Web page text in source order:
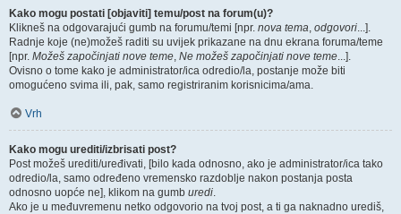
Kako mogu postati [objaviti] temu/post na forum(u)?
Klikneš na odgovarajući gumb na forumu/temi [npr. nova tema, odgovori...].
Radnje koje (ne)možeš raditi su uvijek prikazane na dnu ekrana foruma/teme
[npr. Možeš započinjati nove teme, Ne možeš započinjati nove teme...].
Ovisno o tome kako je administrator/ica odredio/la, postanje može biti
omogućeno svima ili, pak, samo registriranim korisnicima/ama.
Vrh
Kako mogu urediti/izbrisati post?
Post možeš urediti/uređivati, [bilo kada odnosno, ako je administrator/ica tako
odredio/la, samo određeno vremensko razdoblje nakon postanja posta
odnosno uopće ne], klikom na gumb uredi.
Ako je u međuvremenu netko odgovorio na tvoj post, a ti ga naknadno urediš,